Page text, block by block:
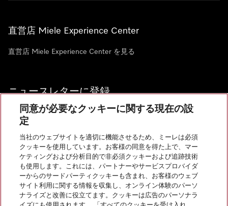
直営店 Miele Experience Center
直営店 Miele Experience Center を見る
ニュースレターに登録
お問い合わせ
InstagramのMiele
YoutubeのMiele
同意が必要なクッキーに関する現在の設
定
当社のウェブサイトを適切に機能させるため、ミーレは必須
クッキーを使用しています。お客様の同意を得た上で、マー
ケティングおよび分析目的で非必須クッキーおよび追跡技術
も使用します。これには、パートナーやサービスプロバイダ
ーからのサードパーティクッキーも含まれ、お客様のウェブ
サイト利用に関する情報を収集し、オンライン体験のパーソ
ナライズと改善に役立てます。クッキーは広告のパーソナラ